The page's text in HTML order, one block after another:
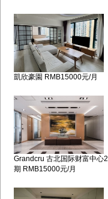
凱欣豪園 RMB15000元/月
Grandcru 古北国际财富中心2
期 RMB15000元/月